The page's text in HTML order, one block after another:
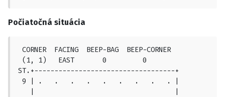
Počiatočná situácia
CORNER  FACING  BEEP-BAG  BEEP-CORNER
(1, 1)   EAST       0         0
ST.+-----------------------------------+
9 | .   .   .   .   .   .   .   .   . |